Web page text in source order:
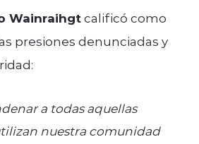
Wainraihgtcalificó como
presiones denunciadas y
a todas aquellas
nuestra comunidad